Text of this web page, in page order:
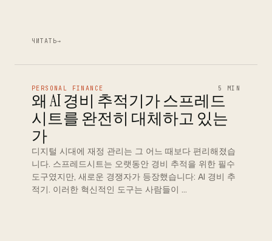
ЧИТАТЬ→
PERSONAL FINANCE 5 MIN
왜 AI 경비 추적기가 스프레드
시트를 완전히 대체하고 있는
가
디지털 시대에 재정 관리는 그 어느 때보다 편리해졌습
니다. 스프레드시트는 오랫동안 경비 추적을 위한 필수
도구였지만, 새로운 경쟁자가 등장했습니다: AI 경비 추
적기. 이러한 혁신적인 도구는 사람들이 …